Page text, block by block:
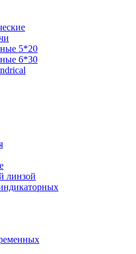
5*20
6*30
линзой